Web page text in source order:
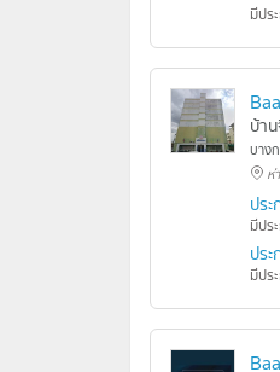
มีปร
บ้า
บาง
ห่
ปร
มีปร
ปร
มีปร